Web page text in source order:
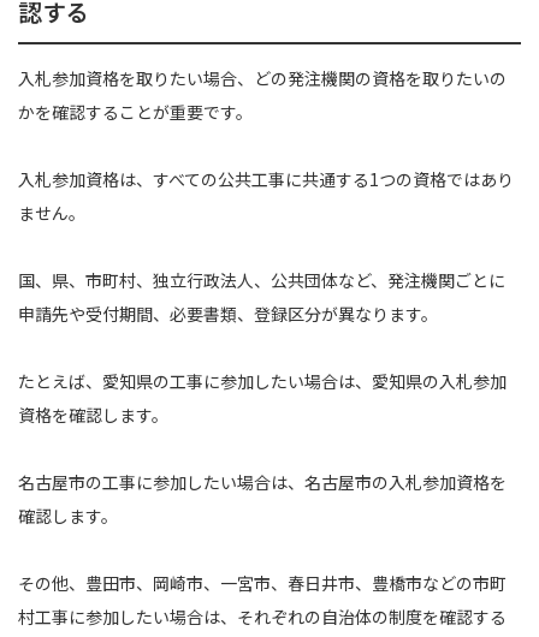
認する
入札参加資格を取りたい場合、どの発注機関の資格を取りたいの
かを確認することが重要です。
入札参加資格は、すべての公共工事に共通する1つの資格ではあり
ません。
国、県、市町村、独立行政法人、公共団体など、発注機関ごとに
申請先や受付期間、必要書類、登録区分が異なります。
たとえば、愛知県の工事に参加したい場合は、愛知県の入札参加
資格を確認します。
名古屋市の工事に参加したい場合は、名古屋市の入札参加資格を
確認します。
その他、豊田市、岡崎市、一宮市、春日井市、豊橋市などの市町
村工事に参加したい場合は、それぞれの自治体の制度を確認する